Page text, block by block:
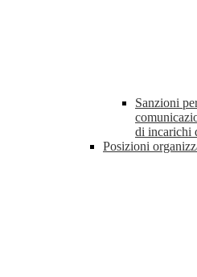
Sanzioni
di incarichi
Posizioni